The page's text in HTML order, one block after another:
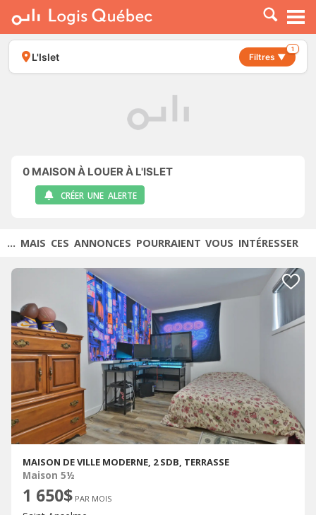
À LOUER
À VENDRE
PLACER UNE ANNONCE
L'Islet Filtres ▼
1
0 MAISON À LOUER À L'ISLET
CRÉER UNE ALERTE
... MAIS CES ANNONCES POURRAIENT VOUS INTÉRESSER
MAISON DE VILLE MODERNE, 2 SDB, TERRASSE
Maison 5½
1 650$ PAR MOIS